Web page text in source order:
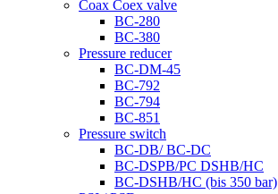
Coax Coex valve
BC-280
BC-380
Pressure reducer
BC-DM-45
BC-792
BC-794
BC-851
Pressure switch
BC-DB/ BC-DC
BC-DSPB/PC DSHB/HC
BC-DSHB/HC (bis 350 bar)